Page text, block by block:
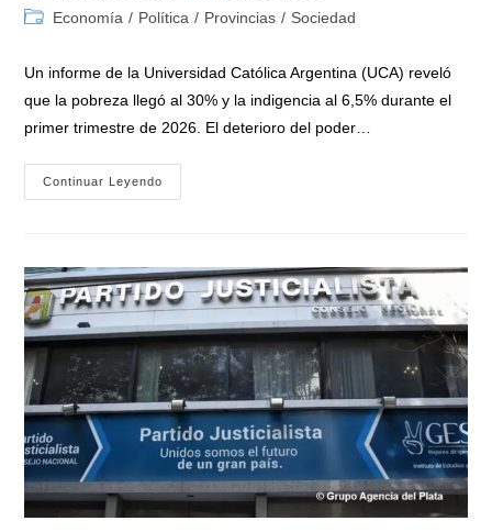
de
de
Categoría
Economía / Política / Provincias / Sociedad
Un informe de la Universidad Católica Argentina (UCA) reveló
que la pobreza llegó al 30% y la indigencia al 6,5% durante el
primer trimestre de 2026. El deterioro del poder…
Continuar Leyendo
Pobreza
En
Argentina:
«1,3
Millones
De
Personas
Cayeron
Bajo
La
Línea
De
Pobreza
En
El
Primer
Trimestre
De